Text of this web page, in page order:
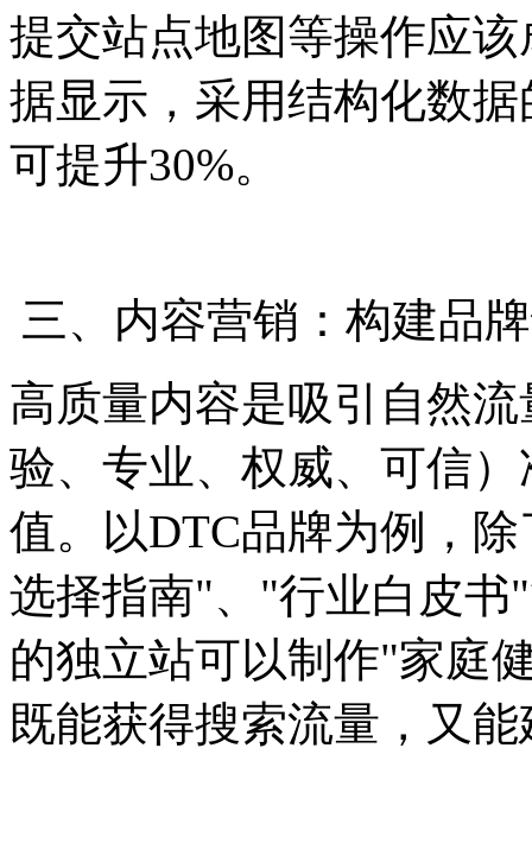
提交站点地图等操作应
据显示，采用结构化数
可提升30%。
三、内容营销：构建品
高质量内容是吸引自然
验、专业、权威、可信
值。以DTC品牌为例，
选择指南"、"行业白皮书
的独立站可以制作"家庭
既能获得搜索流量，又